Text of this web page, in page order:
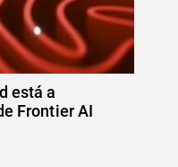
está a
Frontier AI